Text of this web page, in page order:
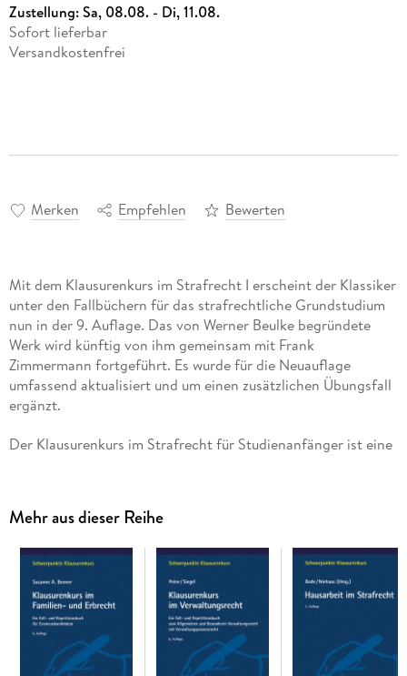
Zustellung:Sa, 08.08. - Di, 11.08.
Sofort lieferbar
Versandkostenfrei
Merken Empfehlen Bewerten
Mit dem Klausurenkurs im Strafrecht I erscheint der Klassiker
unter den Fallbüchern für das strafrechtliche Grundstudium
nun in der 9. Auflage. Das von Werner Beulke begründete
Werk wird künftig von ihm gemeinsam mit Frank
Zimmermann fortgeführt. Es wurde für die Neuauflage
umfassend aktualisiert und um einen zusätzlichen Übungsfall
ergänzt.
Der Klausurenkurs im Strafrecht für Studienanfänger ist eine
und zur Falllösungstechnik. Typische in Übungen und
Lehrveranstaltungen erprobte Anfängerfälle werden
exemplarisch gelöst, weshalb sie sich auch für die Repetition
des unverzichtbaren Basiswissens eignen. Der Fallsammlung
ist eine Einführung in die Technik des Klausurenschreibens
vorangestellt.
Die Reihe:
Mehr aus dieser Reihe